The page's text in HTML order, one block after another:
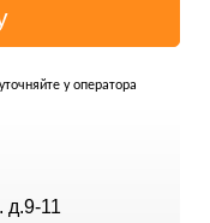
у оператора
д.9-11